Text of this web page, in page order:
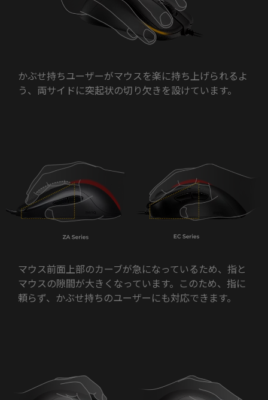
かぶせ持ちユーザーがマウスを楽に持ち上げられるよ
う、両サイドに突起状の切り欠きを設けています。
マウス前面上部のカーブが急になっているため、指と
マウスの隙間が大きくなっています。このため、指に
頼らず、かぶせ持ちのユーザーにも対応できます。